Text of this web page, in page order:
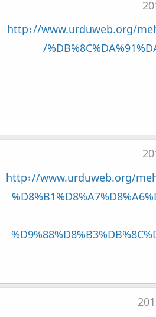
http://www.urduweb.org/
http://www.urduweb.org/